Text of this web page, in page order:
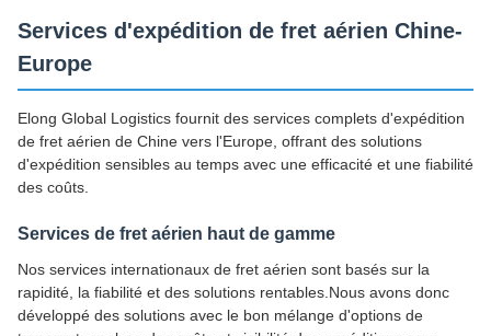
Services d'expédition de fret aérien Chine-
Europe
Elong Global Logistics fournit des services complets d'expédition
de fret aérien de Chine vers l'Europe, offrant des solutions
d'expédition sensibles au temps avec une efficacité et une fiabilité
des coûts.
Services de fret aérien haut de gamme
Nos services internationaux de fret aérien sont basés sur la
rapidité, la fiabilité et des solutions rentables.Nous avons donc
développé des solutions avec le bon mélange d'options de